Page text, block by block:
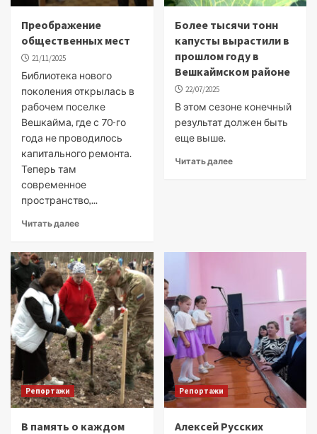
Преображение
общественных мест
21/11/2025
Библиотека нового
поколения открылась в
рабочем поселке
Вешкайма, где с 70-го
года не проводилось
капитального ремонта.
Теперь там
современное
пространство,...
Читать далее
Более тысячи тонн
капусты вырастили в
прошлом году в
Вешкаймском районе
22/07/2025
В этом сезоне конечный
результат должен быть
еще выше.
Читать далее
Репортажи
В память о каждом
Репортажи
Алексей Русских